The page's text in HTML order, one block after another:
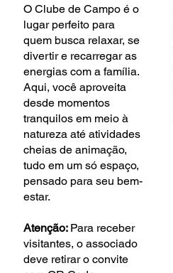
O Clube de Campo é o
lugar perfeito para
quem busca relaxar, se
divertir e recarregar as
energias com a família.
Aqui, você aproveita
desde momentos
tranquilos em meio à
natureza até atividades
cheias de animação,
tudo em um só espaço,
pensado para seu bem-
estar.
Atenção: Para receber
visitantes, o associado
deve retirar o convite